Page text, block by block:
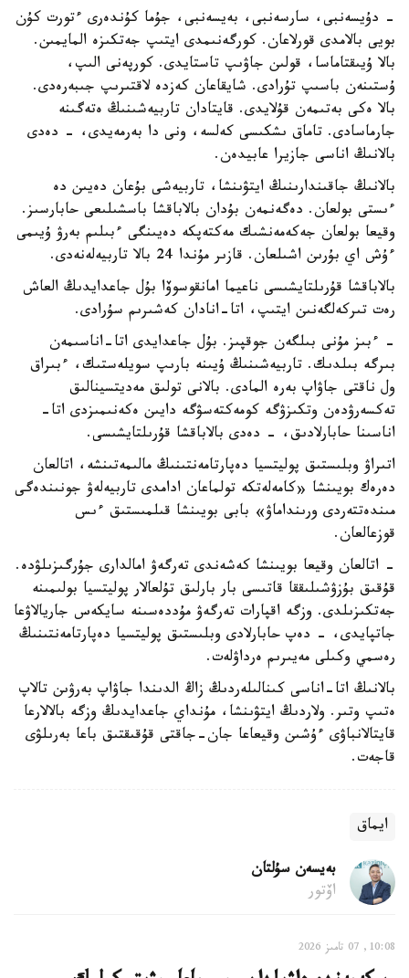
- دۇيسەنبى، سارسەنبى، بەيسەنبى، جۇما كۇندەرى ءتورت كۇن
بويى بالامدى قورلاعان. كورگەنىمدى ايتىپ جەتكىزە المايمىن.
بالا ۇيىقتاماسا، قولىن جاۋىپ تاستايدى. كورپەنى الىپ،
ۇستىنەن باسىپ تۇرادى. شايقاعان كەزدە لاقتىرىپ جىبەرەدى.
بالا ەكى بەتىمەن قۇلايدى. قايتادان تاربيەشىنىڭ ەتەگىنە
جارماسادى. تاماق ىشكىسى كەلسە، ونى دا بەرمەيدى، - دەدى
بالانىڭ اناسى جازيرا عابيدەن.
بالانىڭ جاقىندارىنىڭ ايتۋىنشا، تاربيەشى بۇعان دەيىن دە
ءىستى بولعان. دەگەنمەن بۇدان بالاباقشا باسشىلىعى حابارسىز.
وقيعا بولعان جەكەمەنشىك مەكتەپكە دەيىنگى ءبىلىم بەرۋ ۇيىمى
ءۇش اي بۇرىن اشىلعان. قازىر مۇندا 24 بالا تاربيەلەنەدى.
بالاباقشا قۇرىلتايشىسى ناعيما امانقوسوۆا بۇل جاعدايدىڭ العاش
رەت تىركەلگەنىن ايتىپ، اتا-انادان كەشىرىم سۇرادى.
- ءبىز مۇنى بىلگەن جوقپىز. بۇل جاعدايدى اتا-اناسىمەن
بىرگە بىلدىك. تاربيەشىنىڭ ۇيىنە بارىپ سويلەستىك، ءبىراق
ول ناقتى جاۋاپ بەرە المادى. بالانى تولىق مەديتسينالىق
تەكسەرۋدەن وتكىزۋگە كومەكتەسۋگە دايىن ەكەنىمىزدى اتا-
اناسىنا حابارلادىق، - دەدى بالاباقشا قۇرىلتايشىسى.
اتىراۋ وبلىستىق پوليتسيا دەپارتامەنتىنىڭ مالىمەتىنشە، اتالعان
دەرەك بويىنشا «كامەلەتكە تولماعان ادامدى تاربيەلەۋ جونىندەگى
مىندەتتەردى ورىنداماۋ» بابى بويىنشا قىلمىستىق ءىس
قوزعالعان.
- اتالعان وقيعا بويىنشا كەشەندى تەرگەۋ امالدارى جۇرگىزىلۋدە.
قۇقىق بۇزۋشىلىققا قاتىسى بار بارلىق تۇلعالار پوليتسيا بولىمىنە
جەتكىزىلدى. وزگە اقپارات تەرگەۋ مۇددەسىنە سايكەس جاريالاۋعا
جاتپايدى، - دەپ حابارلادى وبلىستىق پوليتسيا دەپارتامەنتىنىڭ
رەسمي وكىلى مەيىرىم ەرداۋلەت.
بالانىڭ اتا-اناسى كىنالىلەردىڭ زاڭ الدىندا جاۋاپ بەرۋىن تالاپ
ەتىپ وتىر. ولاردىڭ ايتۋىنشا، مۇنداي جاعدايدىڭ وزگە بالالارعا
قايتالانباۋى ءۇشىن وقيعاعا جان-جاقتى قۇقىقتىق باعا بەرىلۋى
قاجەت.
ايماق
بەيسەن سۇلتان
اۆتور
10:08, 07 تامىز 2026